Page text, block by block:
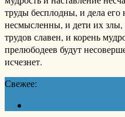
труды бесплодны, и дела
несмысленны, и дети их
трудов славен, и корень
прелюбодеев будут
исчезнет.
Свежее: